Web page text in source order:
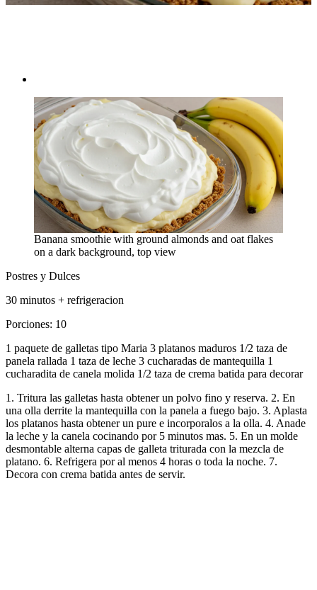
Banana smoothie with ground almonds and oat flakes
on a dark background, top view
Postres y Dulces
30 minutos + refrigeracion
Porciones: 10
1 paquete de galletas tipo Maria 3 platanos maduros 1/2 taza de
panela rallada 1 taza de leche 3 cucharadas de mantequilla 1
cucharadita de canela molida 1/2 taza de crema batida para decorar
1. Tritura las galletas hasta obtener un polvo fino y reserva. 2. En
una olla derrite la mantequilla con la panela a fuego bajo. 3. Aplasta
los platanos hasta obtener un pure e incorporalos a la olla. 4. Anade
la leche y la canela cocinando por 5 minutos mas. 5. En un molde
desmontable alterna capas de galleta triturada con la mezcla de
platano. 6. Refrigera por al menos 4 horas o toda la noche. 7.
Decora con crema batida antes de servir.